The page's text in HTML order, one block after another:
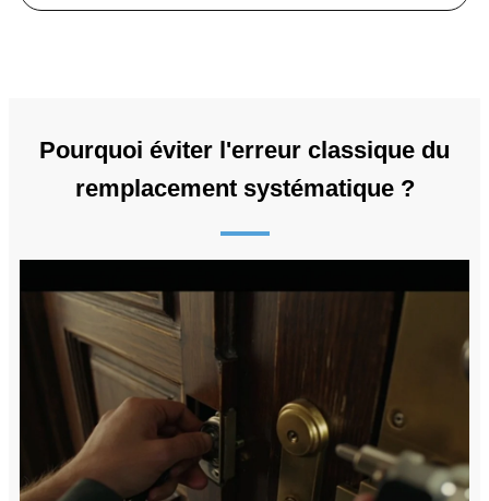
Pourquoi éviter l'erreur classique du
remplacement systématique ?